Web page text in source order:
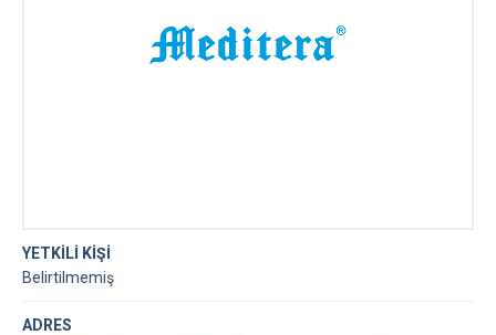
YETKİLİ KİŞİ
Belirtilmemiş
ADRES